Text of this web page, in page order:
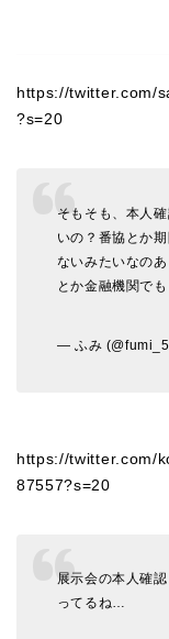
https://twitter.com/
?s=20
そもそも、本人
いの？番協とか
ないみたいなの
とか金融機関で
— ふみ
https://twitter.com/
87557?s=20
展示会の本人確
ってるね…